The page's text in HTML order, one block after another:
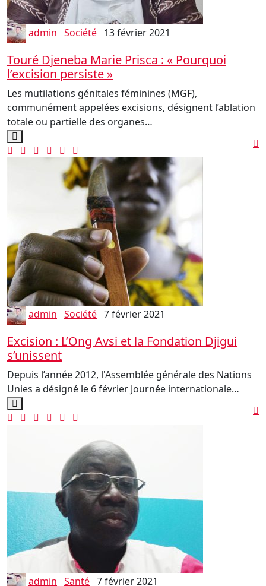
admin Société 13 février 2021
Touré Djeneba Marie Prisca : « Pourquoi
l’excision persiste »
Les mutilations génitales féminines (MGF),
communément appelées excisions, désignent l’ablation
totale ou partielle des organes…
admin Société 7 février 2021
Excision : L’Ong Avsi et la Fondation Djigui
s’unissent
Depuis l’année 2012, l'Assemblée générale des Nations
Unies a désigné le 6 février Journée internationale…
admin Santé 7 février 2021